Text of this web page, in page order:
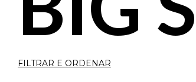
FILTRAR E ORDENAR